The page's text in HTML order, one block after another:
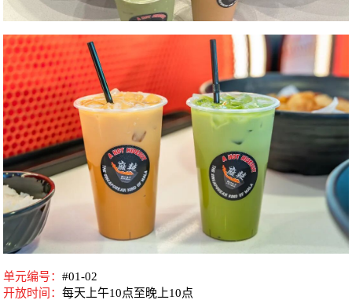
单元编号：#01-02
开放时间：每天 上午10点至晚上10点